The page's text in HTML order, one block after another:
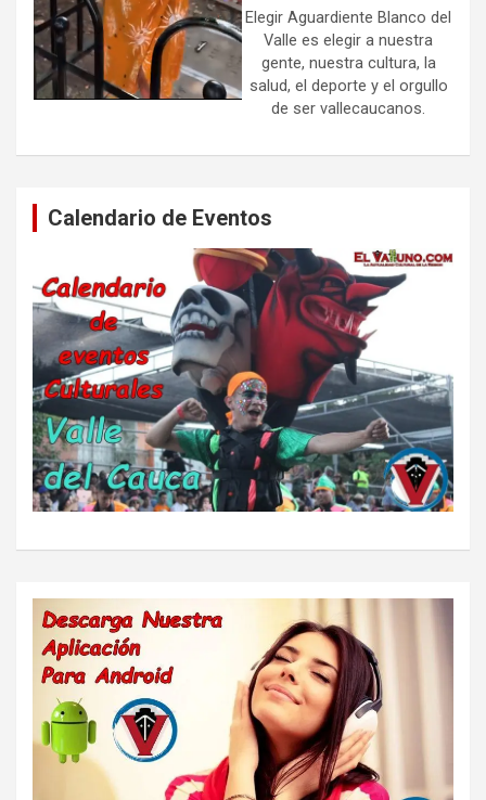
Elegir Aguardiente Blanco del
Valle es elegir a nuestra
gente, nuestra cultura, la
salud, el deporte y el orgullo
de ser vallecaucanos.
Calendario de Eventos